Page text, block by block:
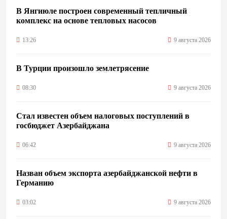
В Янгиюле построен современный тепличный
комплекс на основе тепловых насосов
13:26 9 августа 2026
В Турции произошло землетрясение
08:30 9 августа 2026
Стал известен объем налоговых поступлений в
госбюджет Азербайджана
06:42 9 августа 2026
Назван объем экспорта азербайджанской нефти в
Германию
03:02 9 августа 2026